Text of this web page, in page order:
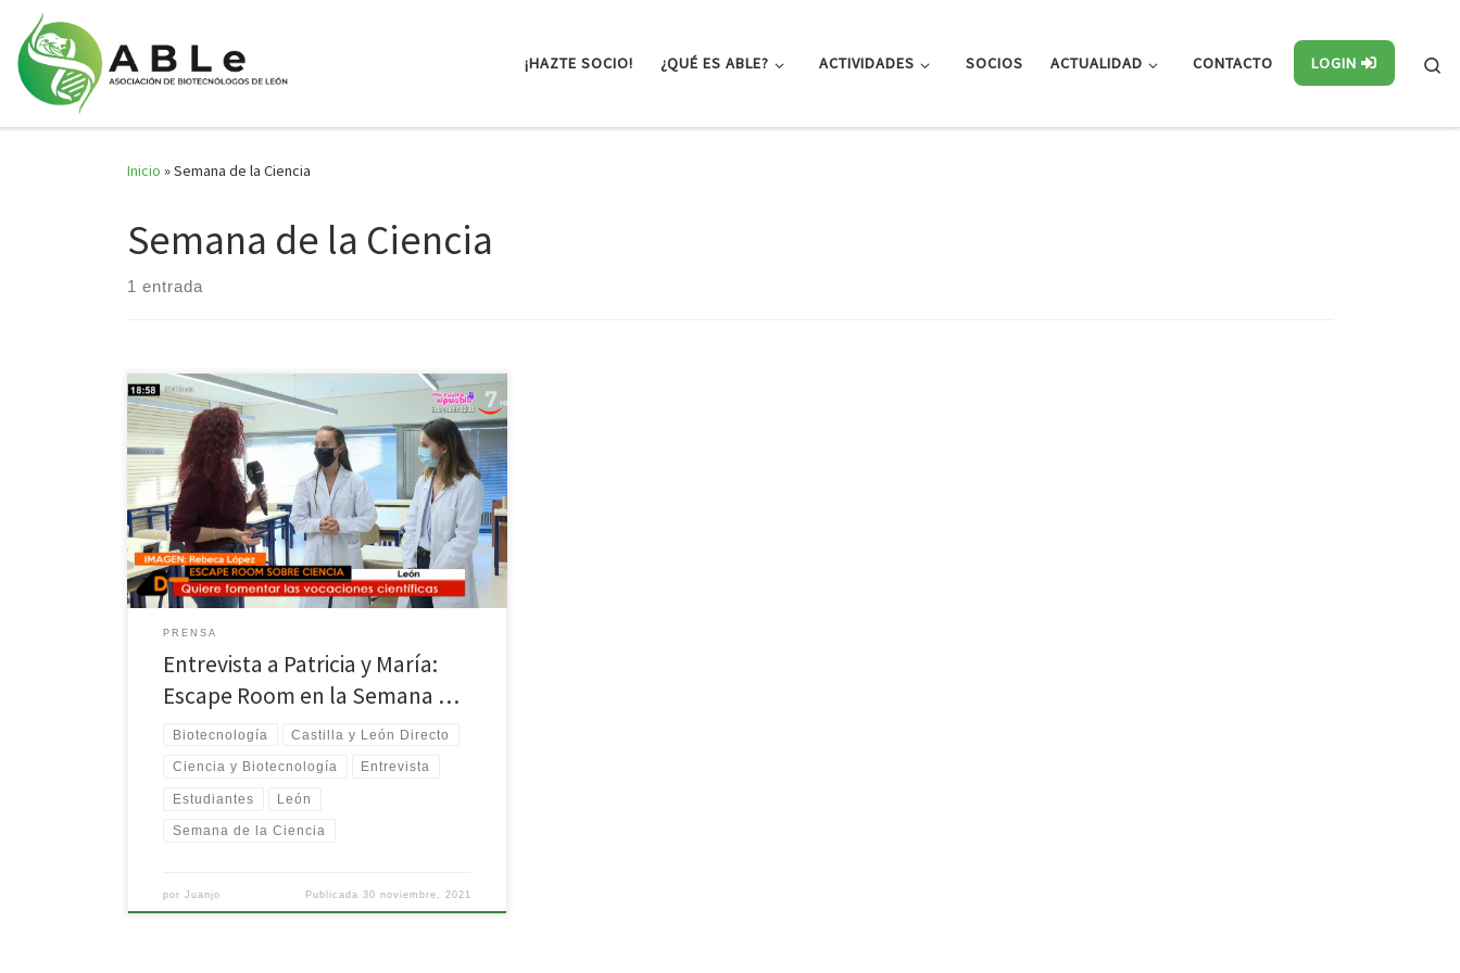
Saltar al contenido
¡HAZTE SOCIO! ¿QUÉ ES ABLE? ACTIVIDADES SOCIOS ACTUALIDAD CONTACTO LOGIN
Inicio »Semana de la Ciencia
Semana de la Ciencia
1 entrada
Para poder ver las intervenciones de María y Patricia,
dirígete a los minutos 23:21 y 49:33.
PRENSA
Entrevista a Patricia y María:
Escape Room en la Semana …
Biotecnología Castilla y León Directo
Ciencia y Biotecnología Entrevista
Estudiantes León
Semana de la Ciencia
porJuanjo Publicada 30 noviembre, 2021